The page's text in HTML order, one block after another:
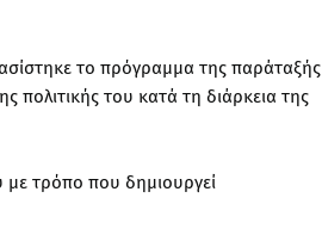
το πρόγραμμα της παράταξής
του κατά τη διάρκεια της
με τρόπο που δημιουργεί